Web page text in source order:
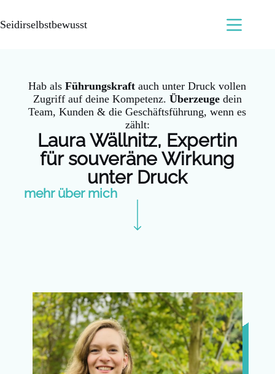
Seidirselbstbewusst
Hab alsFührungskraft auch unter Druck vollen
Zugriff auf deine Kompetenz. Überzeugedein
Team, Kunden & die Geschäftsführung, wenn es
zählt:
Laura Wällnitz, Expertin
für souveräne Wirkung
unter Druck
mehr über mich